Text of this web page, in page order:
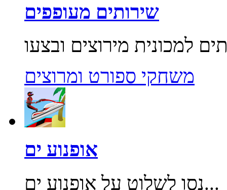
שירותים מעופפים
משחקי ספורט ומרוצים
אופנוע ים
נסו לשלוט על אופנוע ים...